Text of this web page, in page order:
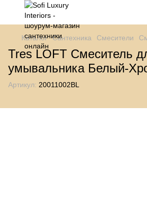
Каталог Сантехника Смесители
Tres LOFT Смеситель
умывальника Белый-
Артикул: 20011002BL